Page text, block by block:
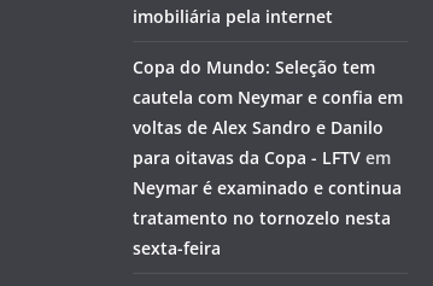
imobiliária pela internet
Copa do Mundo: Seleção tem
cautela com Neymar e confia em
voltas de Alex Sandro e Danilo
para oitavas da Copa - LFTV em
Neymar é examinado e continua
tratamento no tornozelo nesta
sexta-feira